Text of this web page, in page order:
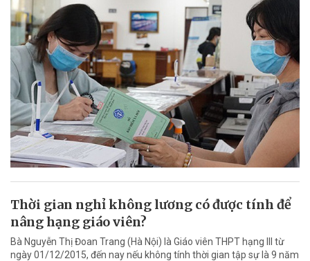
Thời gian nghỉ không lương có được tính để
nâng hạng giáo viên?
Bà Nguyễn Thị Đoan Trang (Hà Nội) là Giáo viên THPT hạng III từ
ngày 01/12/2015, đến nay nếu không tính thời gian tập sự là 9 năm